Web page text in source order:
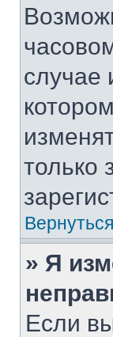
случае
только
» Я
Если